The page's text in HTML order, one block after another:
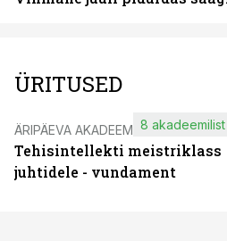
ÜRITUSED
ÄRIPÄEVA AKADEEMIA
Tehisintellekti meistriklass
juhtidele - vundament
8